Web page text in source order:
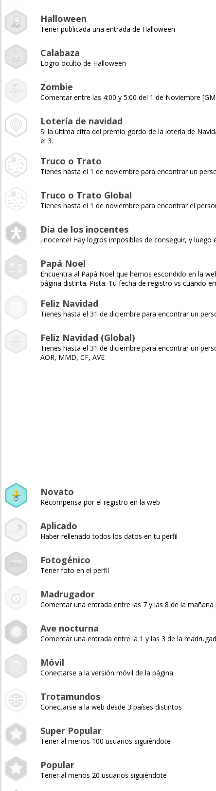
Halloween
Tener publicada una entrada de Halloween
Calabaza
Logro oculto de Halloween
Zombie
Comentar entre las 4:00 y 5:00 del 1 de Noviembre
Lotería de navidad
Si la última cifra del premio gordo de la lotería de
el 3.
Truco o Trato
Tienes hasta el 1 de noviembre para encontrar un
Truco o Trato Global
Tienes hasta el 1 de noviembre para encontrar el
Día de los inocentes
¡Inocente! Hay logros imposibles de conseguir, y luego
Papá Noel
Encuentra al Papá Noel que hemos escondido en la
página distinta. Pista: Tu fecha de registro vs cuando
Feliz Navidad
Tienes hasta el 31 de diciembre para encontrar un
Feliz Navidad (Global)
Tienes hasta el 31 de diciembre para encontrar un
AOR, MMD, CF, AVE
Novato
Recompensa por el registro en la web
Aplicado
Haber rellenado todos los datos en tu perfil
Fotogénico
Tener foto en el perfil
Madrugador
Comentar una entrada entre las 7 y las 8 de la mañana
Ave nocturna
Comentar una entrada entre la 1 y las 3 de la
Móvil
Conectarse a la versión móvil de la página
Trotamundos
Conectarse a la web desde 3 países distintos
Super Popular
Tener al menos 100 usuarios siguiéndote
Popular
Tener al menos 20 usuarios siguiéndote